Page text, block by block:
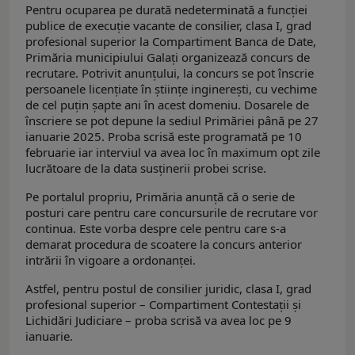
Pentru ocuparea pe durată nedeterminată a funcţiei
publice de execuţie vacante de consilier, clasa I, grad
profesional superior la Compartiment Banca de Date,
Primăria municipiului Galaţi organizează concurs de
recrutare. Potrivit anunţului, la concurs se pot înscrie
persoanele licenţiate în științe inginerești, cu vechime
de cel puţin şapte ani în acest domeniu. Dosarele de
înscriere se pot depune la sediul Primăriei până pe 27
ianuarie 2025. Proba scrisă este programată pe 10
februarie iar interviul va avea loc în maximum opt zile
lucrătoare de la data susţinerii probei scrise.
Pe portalul propriu, Primăria anunţă că o serie de
posturi care pentru care concursurile de recrutare vor
continua. Este vorba despre cele pentru care s-a
demarat procedura de scoatere la concurs anterior
intrării în vigoare a ordonanței.
Astfel, pentru postul de consilier juridic, clasa I, grad
profesional superior – Compartiment Contestații și
Lichidări Judiciare – proba scrisă va avea loc pe 9
ianuarie.